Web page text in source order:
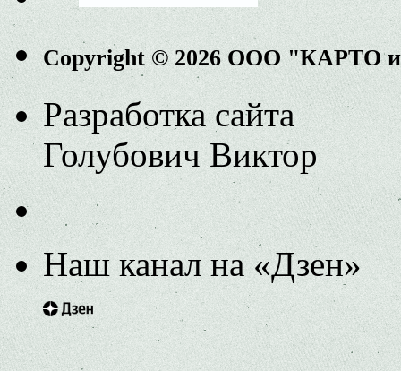
Copyright © 2026 ООО "КАРТО
Разработка сайта
Голубович Виктор
Наш канал на «Дзен»